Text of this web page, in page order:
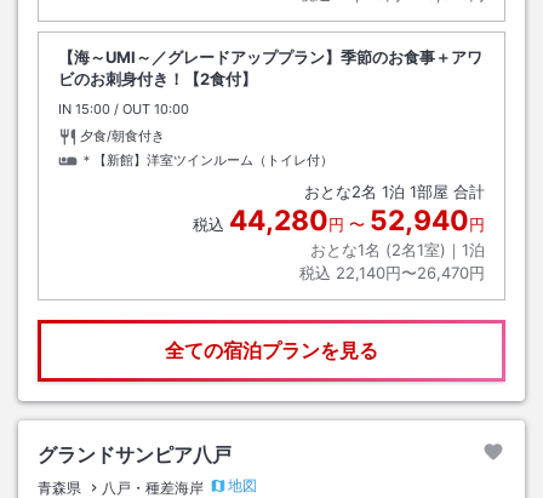
【海～UMI～／グレードアッププラン】季節のお食事＋アワ
ビのお刺身付き！【2食付】
IN チェックイン
15:00 / OUT チェックアウト
10:00
夕食/朝食付き
＊【新館】洋室ツインルーム（トイレ付）
おとな2名 1泊 1部屋 合計
税込 44,280円 〜 52,940円
おとな1名 (2名1室)｜ 1泊
税込 22,140円〜26,470円
全ての宿泊プランを見る
グランドサンピア八戸
青森県 八戸・種差海岸
地図